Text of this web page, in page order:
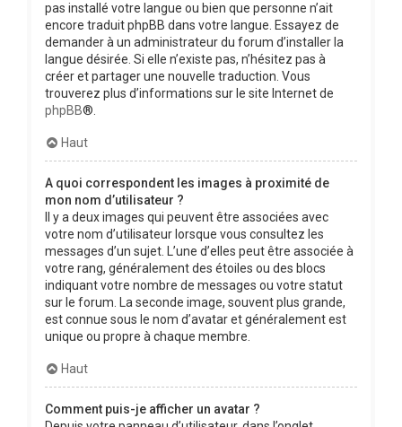
pas installé votre langue ou bien que personne n’ait
encore traduit phpBB dans votre langue. Essayez de
demander à un administrateur du forum d’installer la
langue désirée. Si elle n’existe pas, n’hésitez pas à
créer et partager une nouvelle traduction. Vous
trouverez plus d’informations sur le site Internet de
phpBB®.
Haut
A quoi correspondent les images à proximité de
mon nom d’utilisateur ?
Il y a deux images qui peuvent être associées avec
votre nom d’utilisateur lorsque vous consultez les
messages d’un sujet. L’une d’elles peut être associée à
votre rang, généralement des étoiles ou des blocs
indiquant votre nombre de messages ou votre statut
sur le forum. La seconde image, souvent plus grande,
est connue sous le nom d’avatar et généralement est
unique ou propre à chaque membre.
Haut
Comment puis-je afficher un avatar ?